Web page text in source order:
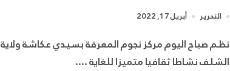
التحرير أبريل 17, 2022
نظم صباح اليوم مركز نجوم المعرفة بسيدي عكاشة ولاية
الشلف نشاطا ثقافيا متميزا للغاية ....